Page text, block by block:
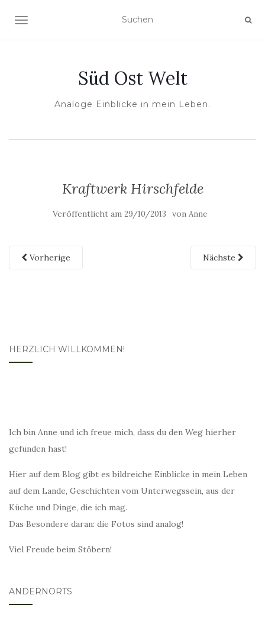
NAVIGATION UMSCHALTEN
Süd Ost Welt
Analoge Einblicke in mein Leben.
Kraftwerk Hirschfelde
Veröffentlicht am 29/10/2013 von Anne
Vorherige Nächste
HERZLICH WILLKOMMEN!
Ich bin Anne und ich freue mich, dass du den Weg hierher
gefunden hast!
Hier auf dem Blog gibt es bildreiche Einblicke in mein Leben
auf dem Lande, Geschichten vom Unterwegssein, aus der
Küche und Dinge, die ich mag.
Das Besondere daran: die Fotos sind analog!
Viel Freude beim Stöbern!
ANDERNORTS